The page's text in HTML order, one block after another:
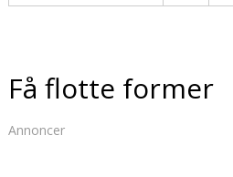
Få flotte former
Annoncer